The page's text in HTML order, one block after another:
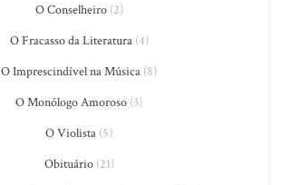
O Conselheiro(2)
O Fracasso da Literatura(4)
O Imprescindível na Música (8)
O Monólogo Amoroso (3)
O Violista (5)
Obituário(21)